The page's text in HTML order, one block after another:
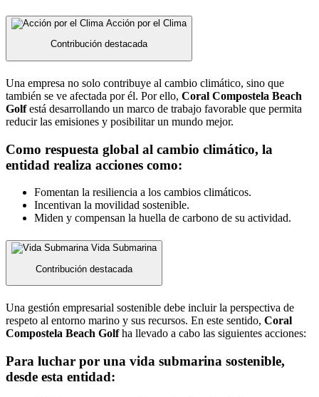
Acción por el Clima
Contribución destacada
Una empresa no solo contribuye al cambio climático, sino que
también se ve afectada por él. Por ello, Coral Compostela Beach
Golfestá desarrollando un marco de trabajo favorable que permita
reducir las emisiones y posibilitar un mundo mejor.
Como respuesta global al cambio climático, la
entidad realiza acciones como:
Fomentan la resiliencia a los cambios climáticos.
Incentivan la movilidad sostenible.
Miden y compensan la huella de carbono de su actividad.
Vida Submarina
Contribución destacada
Una gestión empresarial sostenible debe incluir la perspectiva de
respeto al entorno marino y sus recursos. En este sentido, Coral
Compostela Beach Golfha llevado a cabo las siguientes acciones:
Para luchar por una vida submarina sostenible,
desde esta entidad: